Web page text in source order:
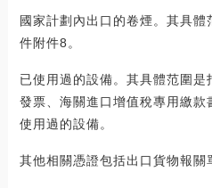
國家計劃內出口的卷煙。其具
件附件8。
已使用過的設備。其具體范圍是
發票、海關進口增值稅專用繳款
使用過的設備。
其他相關憑證包括出口貨物報關